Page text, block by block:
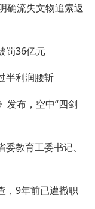
确流失文物追索返
罚36亿元
半利润腰斩
发布，空中“四剑
教育工委书记、
，9年前已遭撤职